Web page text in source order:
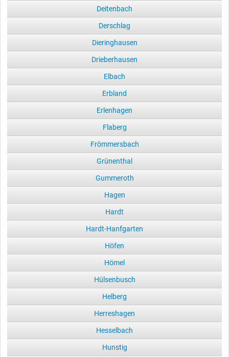
Deitenbach
Derschlag
Dieringhausen
Drieberhausen
Elbach
Erbland
Erlenhagen
Flaberg
Frömmersbach
Grünenthal
Gummeroth
Hagen
Hardt
Hardt-Hanfgarten
Höfen
Hömel
Hülsenbusch
Helberg
Herreshagen
Hesselbach
Hunstig